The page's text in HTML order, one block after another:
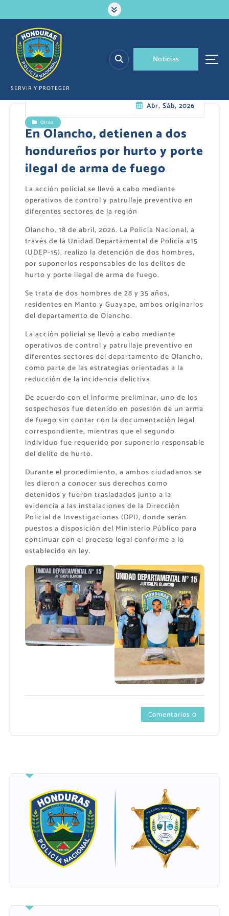
a
SERVIR Y PROTEGER
Noticias
Abr, Sáb, 2026
Otros
En Olancho, detienen a dos
hondureños por hurto y porte
ilegal de arma de fuego
La acción policial se llevó a cabo mediante
operativos de control y patrullaje preventivo en
diferentes sectores de la región
Olancho. 18 de abril, 2026. La Policía Nacional, a
través de la Unidad Departamental de Policía #15
(UDEP-15), realizo la detención de dos hombres,
por suponerlos responsables de los delitos de
hurto y porte ilegal de arma de fuego.
Se trata de dos hombres de 28 y 35 años,
residentes en Manto y Guayape, ambos originarios
del departamento de Olancho.
La acción policial se llevó a cabo mediante
operativos de control y patrullaje preventivo en
diferentes sectores del departamento de Olancho,
como parte de las estrategias orientadas a la
reducción de la incidencia delictiva.
De acuerdo con el informe preliminar, uno de los
sospechosos fue detenido en posesión de un arma
de fuego sin contar con la documentación legal
correspondiente, mientras que el segundo
individuo fue requerido por suponerlo responsable
del delito de hurto.
Durante el procedimiento, a ambos ciudadanos se
les dieron a conocer sus derechos como
detenidos y fueron trasladados junto a la
evidencia a las instalaciones de la Dirección
Policial de Investigaciones (DPI), donde serán
puestos a disposición del Ministerio Público para
continuar con el proceso legal conforme a lo
establecido en ley.
Comentarios 0